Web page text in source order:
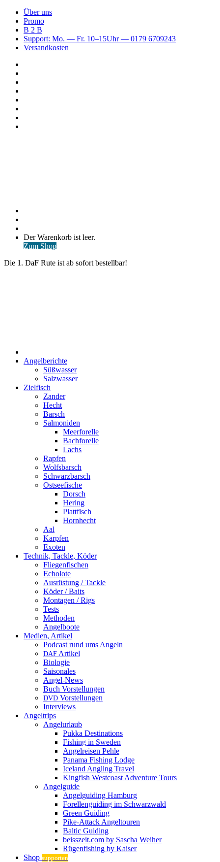
Über uns
Promo
B 2 B
Support: Mo. — Fr. 10–15Uhr — 0179 6709243
Versandkosten
Warenkorb
ansehen
Der Warenkorb ist leer.
Zum Shop
Die 1. DaF Rute ist ab sofort bestellbar!
Angelberichte
Süßwasser
Salzwasser
Zielfisch
Zander
Hecht
Barsch
Salmoniden
Meerforelle
Bachforelle
Lachs
Rapfen
Wolfsbarsch
Schwarzbarsch
Ostseefische
Dorsch
Hering
Plattfisch
Hornhecht
Aal
Karpfen
Exoten
Technik, Tackle, Köder
Fliegenfischen
Echolote
Ausrüstung / Tackle
Köder / Baits
Montagen / Rigs
Tests
Methoden
Angelboote
Medien, Artikel
Podcast rund ums Angeln
DAF Artikel
Biologie
Saisonales
Angel-News
Buch Vorstellungen
DVD Vorstellungen
Interviews
Angeltrips
Angelurlaub
Pukka Destinations
Fishing in Sweden
Angelreisen Pehle
Panama Fishing Lodge
Iceland Angling Travel
Kingfish Westcoast Adventure Tours
Angelguide
Angelguiding Hamburg
Forellenguiding im Schwarzwald
Green Guiding
Pike-Attack Angeltouren
Baltic Guiding
beisszeit.com by Sascha Weiher
Rügenfishing by Kaiser
Shop supporten